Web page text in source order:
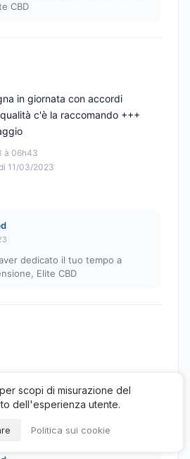
CBD
à 06h43
11/03/2023
in giornata con accordi
c'è la raccomando +++
dedicato il tuo tempo a
Elite CBD
à 18h40
10/03/2023
scopi di misurazione del
dell'esperienza utente.
Politica sui cookie